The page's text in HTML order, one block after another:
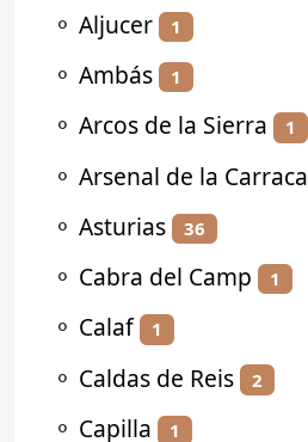
⚬ Aljucer 1
⚬ Ambás 1
⚬ Arcos de la Sierra 1
⚬ Arsenal de la Carraca
⚬ Asturias 36
⚬ Cabra del Camp 1
⚬ Calaf 1
⚬ Caldas de Reis 2
⚬ Capilla 1